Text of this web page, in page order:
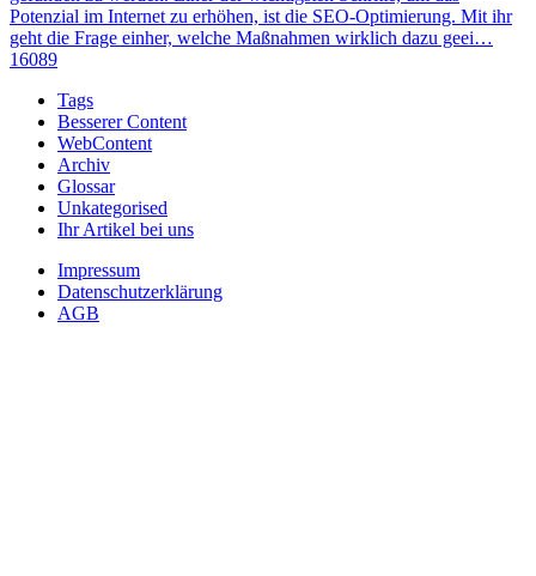
Potenzial im Internet zu erhöhen, ist die SEO-Optimierung. Mit ihr
geht die Frage einher, welche Maßnahmen wirklich dazu geei…
16089
Tags
Besserer Content
WebContent
Archiv
Glossar
Unkategorised
Ihr Artikel bei uns
Impressum
Datenschutzerklärung
AGB